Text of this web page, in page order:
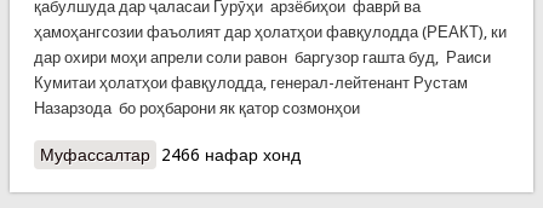
қабулшуда дар ҷаласаи Гурӯҳи арзёбиҳои фаврӣ ва
ҳамоҳангсозии фаъолият дар ҳолатҳои фавқулодда (РЕАКТ), ки
дар охири моҳи апрели соли равон баргузор гашта буд, Раиси
Кумитаи ҳолатҳои фавқулодда, генерал-лейтенант Рустам
Назарзода бо роҳбарони як қатор созмонҳои
Муфассалтаро Ду мулоқоти судманди Назарзода дар таҳкими
2466 нафар хонд